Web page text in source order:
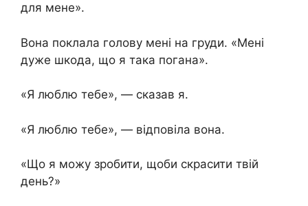
для мене».
Вона поклала голову мені на груди. «Мені
дуже шкода, що я така погана».
«Я люблю тебе», — сказав я.
«Я люблю тебе», — відповіла вона.
«Що я можу зробити, щоби скрасити твій
день?»